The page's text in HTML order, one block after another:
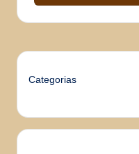
Categorias